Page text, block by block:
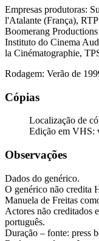
Empresas produtoras:
l'Atalante (França),
Boomerang
Instituto do Cinema
la Cinématographie,
Rodagem: Verão de
Cópias
Localização de
Edição em VHS:
Observações
Dados do genérico.
O genérico não credita
Manuela de Freitas
Actores não creditados
português.
Duração – fonte: press